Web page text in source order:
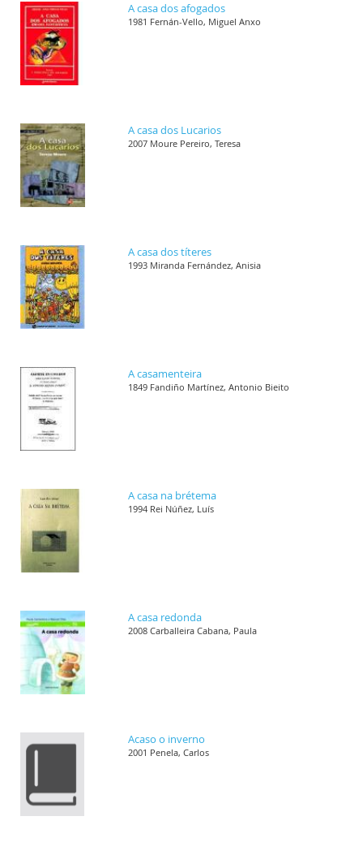
A casa dos afogados
1981 Fernán-Vello, Miguel Anxo
A casa dos Lucarios
2007 Moure Pereiro, Teresa
A casa dos títeres
1993 Miranda Fernández, Anisia
A casamenteira
1849 Fandiño Martínez, Antonio Bieito
A casa na brétema
1994 Rei Núñez, Luís
A casa redonda
2008 Carballeira Cabana, Paula
Acaso o inverno
2001 Penela, Carlos